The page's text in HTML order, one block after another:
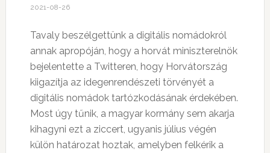
2021-08-26
Tavaly beszélgettünk a digitális nomádokról
annak apropóján, hogy a horvát miniszterelnök
bejelentette a Twitteren, hogy Horvátország
kiigazítja az idegenrendészeti törvényét a
digitális nomádok tartózkodásának érdekében.
Most úgy tűnik, a magyar kormány sem akarja
kihagyni ezt a ziccert, ugyanis július végén
külön határozat hoztak, amelyben felkérik a